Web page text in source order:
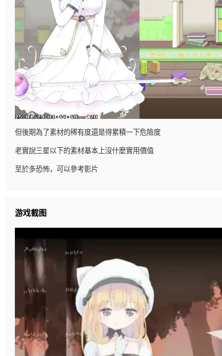
但後期為了素材的稀有度還是得累積一下危險度
老實說三星以下的素材基本上沒什麼實用價值
至於多恐怖，可以參考影片
游戏截图